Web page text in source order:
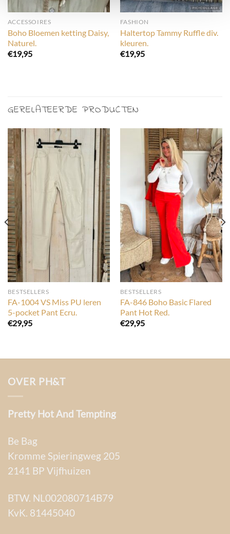
ACCESSOIRES
Boho Bloemen ketting Daisy,
Naturel.
€19,95
FASHION
Haltertop Tammy Ruffle div.
kleuren.
€19,95
GERELATEERDE PRODUCTEN
BESTSELLERS
FA-1004 VS Miss PU leren
5-pocket Pant Ecru.
€29,95
BESTSELLERS
FA-846 Boho Basic Flared
Pant Hot Red.
€29,95
OVER PH&T
Pretty Hot And Tempting
Be Bag
Kromme Spieringweg 205
2141 BP Vijfhuizen
BTW. NL002080714B79
KvK. 81445040